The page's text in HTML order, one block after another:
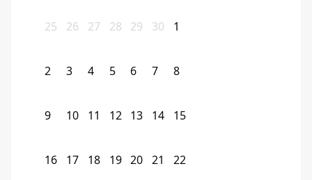
25 26 27 28 29 30 1
2 3 4 5 6 7 8
9 10 11 12 13 14 15
16 17 18 19 20 21 22